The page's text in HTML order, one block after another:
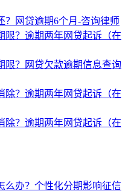
？网贷逾期6个月-咨询律师
限？逾期两年网贷起诉（在
限？网贷欠款逾期信息查询
除？逾期两年网贷起诉（在
除？逾期两年网贷起诉（在
么办？个性化分期影响征信